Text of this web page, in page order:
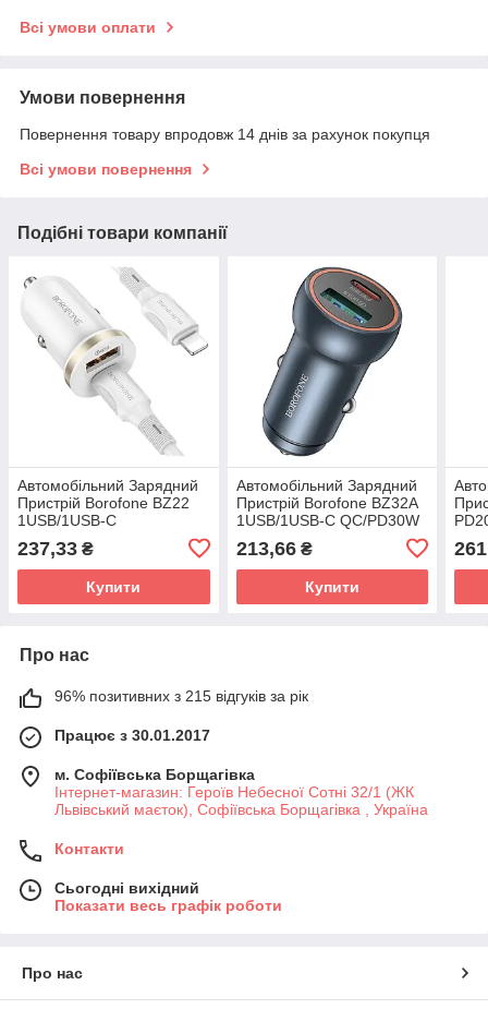
Всі умови оплати
Умови повернення
Повернення товару впродовж 14 днів за рахунок покупця
Всі умови повернення
Подібні товари компанії
Автомобільний Зарядний
Пристрій Borofone BZ22
1USB/1USB-C
Lightning Колір Бiлий
237,33 ₴
Купити
Автомобільний Зарядний
Пристрій Borofone BZ32A
1USB/1USB-C QC/PD30W
213,66₴
Купити
Про нас
96% позитивних з 215 відгуків за рік
Працює з 30.01.2017
м. Софіївська Борщагівка
Інтернет-магазин: Героїв Небесної Сотні 32/1 (ЖК
Львівський маєток), Софіївська Борщагівка , Україна
Контакти
Сьогодні вихідний
Показати весь графік роботи
Про нас